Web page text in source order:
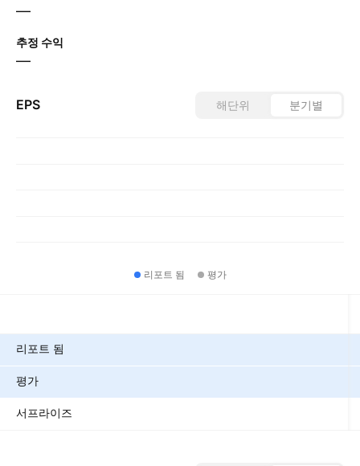
—
추정 수익
—
EPS 해단위 분기별
리포트 됨 평가
리포트 됨
평가
서프라이즈